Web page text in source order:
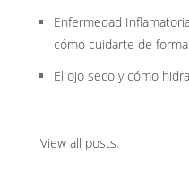
Enfermedad
cómo cuidarte de
El ojo seco y cómo
View all posts.